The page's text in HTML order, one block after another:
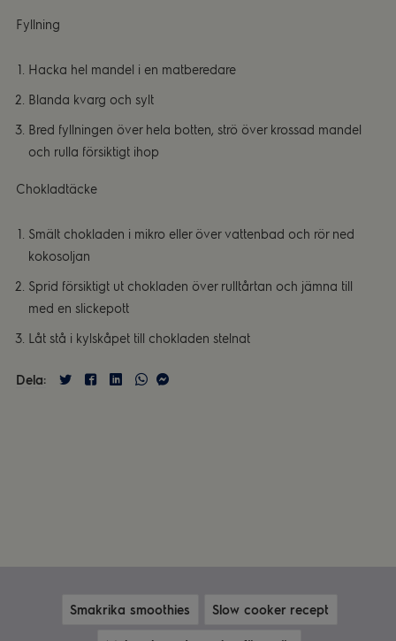
Fyllning
Hacka hel mandel i en matberedare
Blanda kvarg och sylt
Bred fyllningen över hela botten, strö över krossad mandel
och rulla försiktigt ihop
Chokladtäcke
Smält chokladen i mikro eller över vattenbad och rör ned
kokosoljan
Sprid försiktigt ut chokladen över rulltårtan och jämna till
med en slickepott
Låt stå i kylskåpet till chokladen stelnat
Dela:
Smakrika smoothies Slow cooker recept